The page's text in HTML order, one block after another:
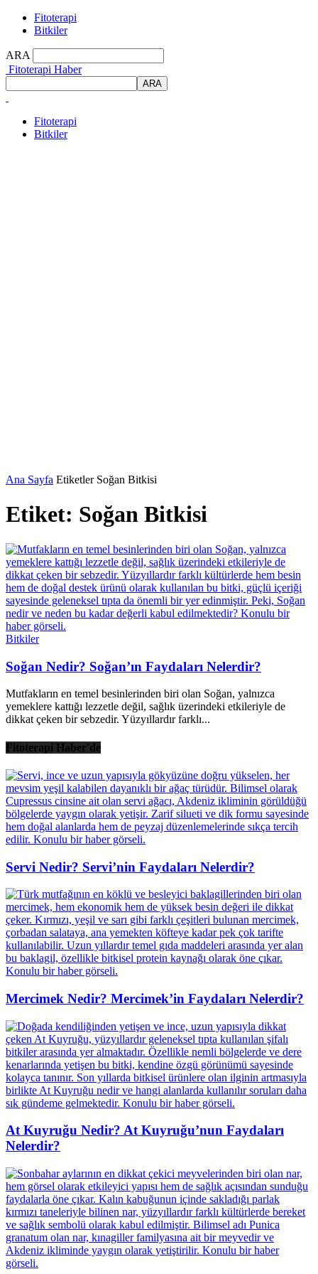
Fitoterapi
Bitkiler
ARA
Fitoterapi Haber
Fitoterapi
Bitkiler
Ana Sayfa Etiketler Soğan Bitkisi
Etiket: Soğan Bitkisi
Bitkiler
Soğan Nedir? Soğan’ın Faydaları Nelerdir?
Mutfakların en temel besinlerinden biri olan Soğan, yalnızca
yemeklere kattığı lezzetle değil, sağlık üzerindeki etkileriyle de
dikkat çeken bir sebzedir. Yüzyıllardır farklı...
Fitoterapi Haber'de
Servi Nedir? Servi’nin Faydaları Nelerdir?
Mercimek Nedir? Mercimek’in Faydaları Nelerdir?
At Kuyruğu Nedir? At Kuyruğu’nun Faydaları
Nelerdir?